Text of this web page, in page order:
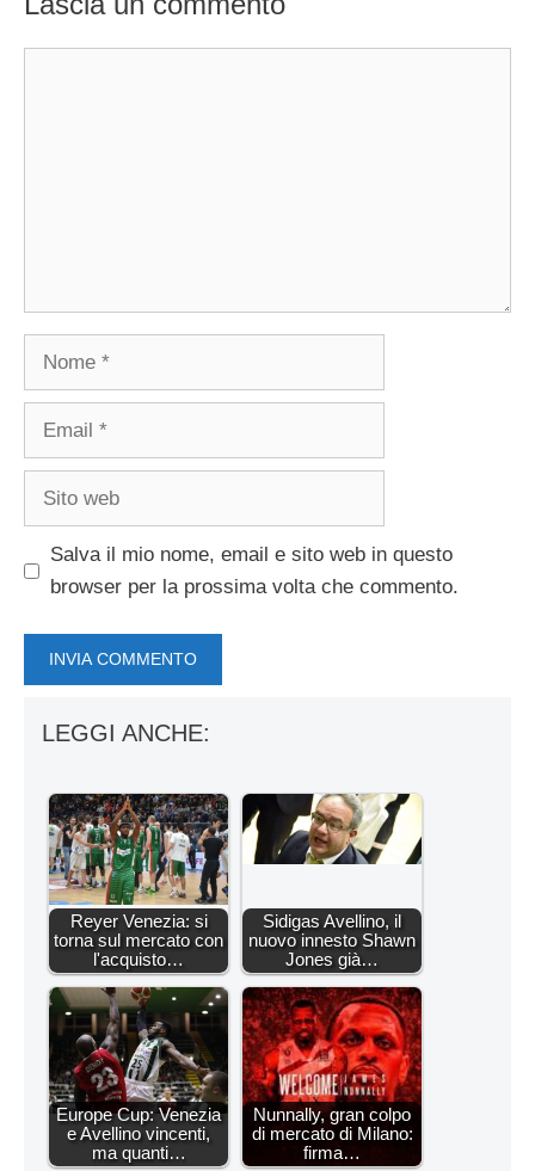
Nome
Email
Sito
Salva il mio nome, email e sito web in questo
browser per la prossima volta che commento.
LEGGI ANCHE:
Reyer Venezia: si
torna sul mercato con
l'acquisto…
Sidigas Avellino, il
nuovo innesto Shawn
Jones già…
Europe Cup: Venezia
e Avellino vincenti,
ma quanti…
Nunnally, gran colpo
di mercato di Milano:
firma…